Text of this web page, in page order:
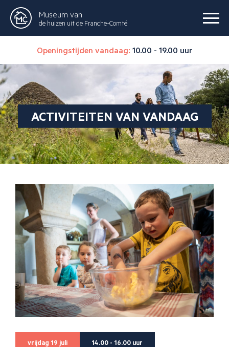
Museum van
de huizen uit de Franche-Comté
Openingstijden vandaag: 10.00 - 19.00 uur
ACTIVITEITEN VAN VANDAAG
vrijdag 19 juli 14.00 - 16.00 uur